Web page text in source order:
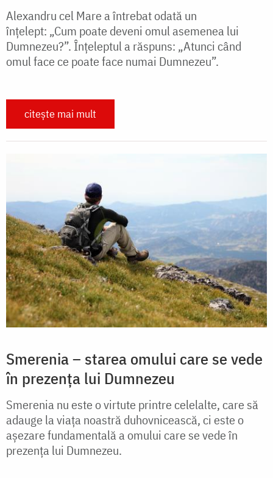
Alexandru cel Mare a întrebat odată un
înțelept: „Cum poate deveni omul asemenea lui
Dumnezeu?”. Înțeleptul a răspuns: „Atunci când
omul face ce poate face numai Dumnezeu”.
citește mai mult
Smerenia – starea omului care se vede
în prezența lui Dumnezeu
Smerenia nu este o virtute printre celelalte, care să
adauge la viața noastră duhovnicească, ci este o
așezare fundamentală a omului care se vede în
prezența lui Dumnezeu.